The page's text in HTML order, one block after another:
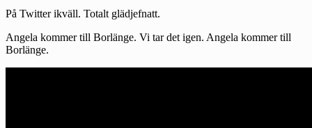
På Twitter ikväll. Totalt glädjefnatt.
Angela kommer till Borlänge. Vi tar det igen. Angela kommer till
Borlänge.